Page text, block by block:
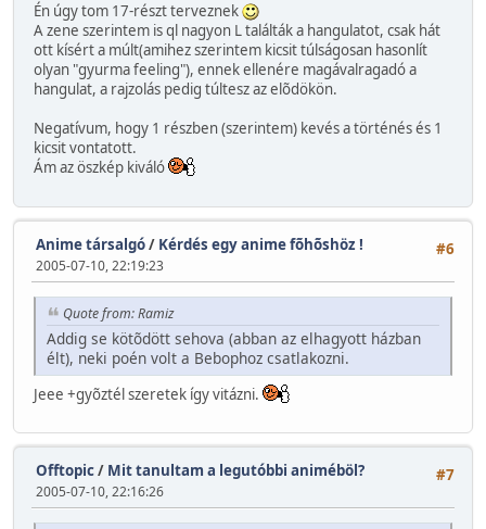
Én úgy tom 17-részt terveznek
A zene szerintem is ql nagyon L találták a hangulatot, csak hát
ott kísért a múlt(amihez szerintem kicsit túlságosan hasonlít
olyan "gyurma feeling"), ennek ellenére magávalragadó a
hangulat, a rajzolás pedig túltesz az elõdökön.
Negatívum, hogy 1 részben (szerintem) kevés a történés és 1
kicsit vontatott.
Ám az öszkép kiváló
#6
Anime társalgó/ Kérdés egy anime fõhõshöz !
2005-07-10, 22:19:23
Quote from: Ramiz
Addig se kötõdött sehova (abban az elhagyott házban
élt), neki poén volt a Bebophoz csatlakozni.
Jeee +gyõztél szeretek így vitázni.
#7
Offtopic/ Mit tanultam a legutóbbi animéböl?
2005-07-10, 22:16:26